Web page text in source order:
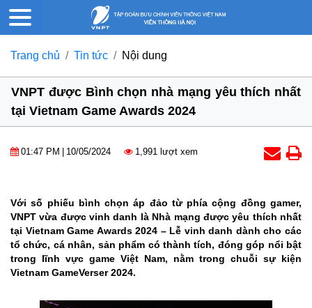
Trang chủ Tin tức Nội dung
VNPT được Bình chọn nhà mạng yêu thích nhất
tại Vietnam Game Awards 2024
01:47 PM 10/05/2024 1,991 lượt xem
Với số phiếu bình chọn áp đảo từ phía cộng đồng gamer,
VNPT vừa được vinh danh là Nhà mạng được yêu thích nhất
tại Vietnam Game Awards 2024 – Lễ vinh danh dành cho các
tổ chức, cá nhân, sản phẩm có thành tích, đóng góp nổi bật
trong lĩnh vực game Việt Nam, nằm trong chuỗi sự kiện
Vietnam GameVerser 2024.